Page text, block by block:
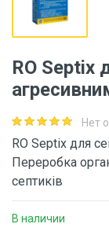
RO Septix
Нет
RO Septix для
Переробка
септиків
В наличии